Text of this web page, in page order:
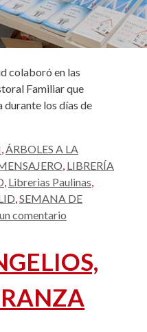
colaboró en las
Familiar que
durante los días de
,ÁRBOLES A LA
, LIBRERÍA
, Librerias Paulinas,
,SEMANA DE
comentario